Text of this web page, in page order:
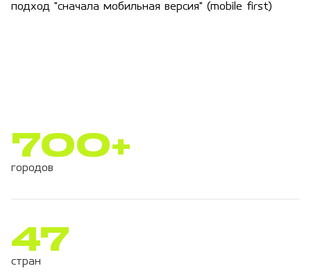
подход "сначала мобильная версия" (mobile first)
700+
городов
47
стран